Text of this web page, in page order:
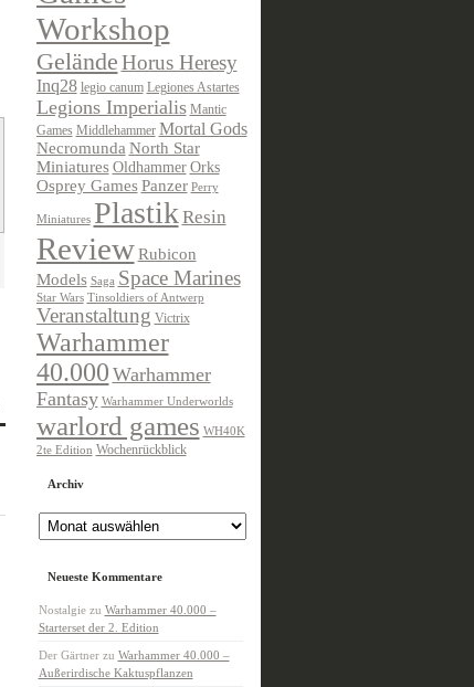
Workshop
GeländeHorus Heresy
Inq28 legio canum Legiones Astartes
Legions Imperialis Mantic
Games Middlehammer Mortal Gods
Necromunda North Star
Miniatures Oldhammer Orks
Osprey Games Panzer Perry
Miniatures Plastik Resin
Review Rubicon
Models Saga Space Marines
Star Wars Tinsoldiers of Antwerp
Veranstaltung Victrix
Warhammer
40.000 Warhammer
Fantasy Warhammer Underworlds
warlord games WH40K
2te Edition Wochenrückblick
Archiv
Neueste Kommentare
Nostalgiezu Warhammer 40.000 –
Starterset der 2. Edition
Der Gärtnerzu Warhammer 40.000 –
Außerirdische Kaktuspflanzen